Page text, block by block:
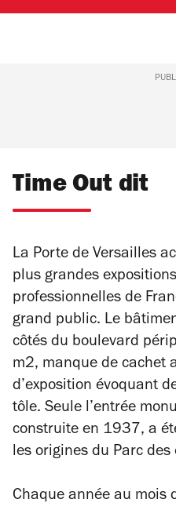
Time Out dit
La Porte de Versailles
plus grandes
professionnelles de
grand public. Le
côtés du boulevard
m2, manque de cachet
d’exposition évoquant
tôle. Seule l’entrée
construite en 1937, a
les origines du Parc des
Chaque année au mois